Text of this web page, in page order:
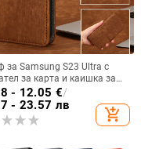
за Samsung S23 Ultra с
за карта и каишка за
- 12.05 €/
- 23.57 лв
add_shopping_cart